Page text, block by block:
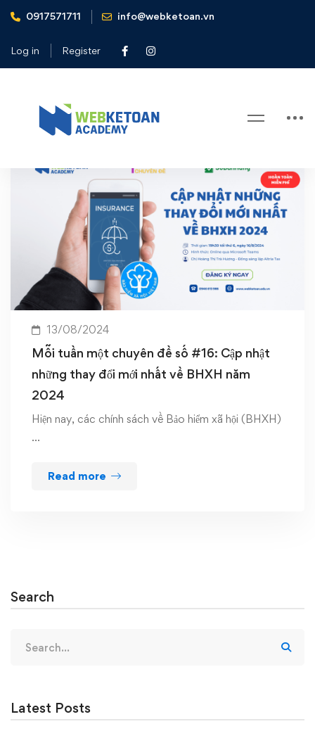
0917571711 info@webketoan.vn
Log in Register
Home BHXH 2024
Tag: BHXH 2024
13/08/2024
Mỗi tuần một chuyên đề số #16: Cập nhật
những thay đổi mới nhất về BHXH năm
2024
Hiện nay, các chính sách về Bảo hiểm xã hội (BHXH)
…
Read more
Search
for:
Latest Posts